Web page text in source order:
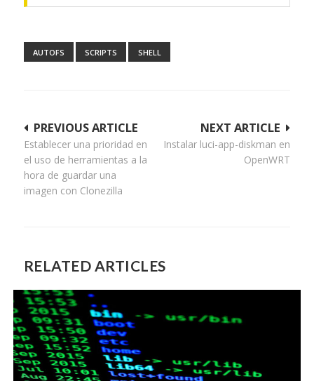
AUTOFS SCRIPTS SHELL
Navegación
de
entradas
NEXT ARTICLE
Instalar luci-app-diskman en
OpenWRT
PREVIOUS ARTICLE
Establecer una prioridad en
el uso de herramientas a la
hora de guardar una
imagen con Clonezilla
RELATED ARTICLES